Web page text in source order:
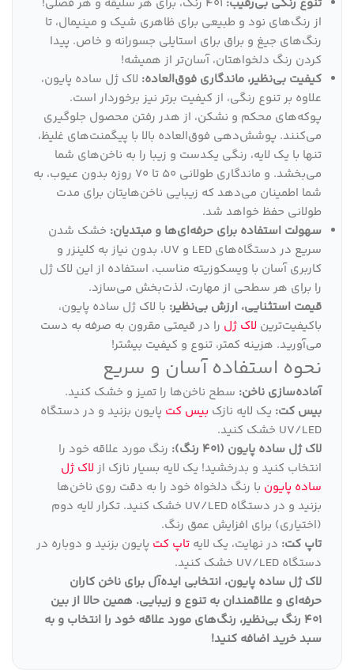
از رنگ‌های نود و طبیعی برای ظاهری شیک و مینیمال، تا
رنگ‌های جیغ و براق برای استایلی جسورانه و خاص. پیدا
کردن رنگ دلخواهتان، آسان‌تر از همیشه!
کیفیت بی‌نظیر، ماندگاری فوق‌العاده: لاک ژل ساده پایون،
علاوه بر تنوع رنگی، از کیفیت برتر نیز برخوردار است.
پوکه‌های محکم و نشکن، از هدر رفتن محصول جلوگیری
می‌کنند. پوشش‌دهی فوق‌العاده بالا با پیگمنت‌های غلیظ،
تنها با یک لایه، رنگی یکدست و زیبا را به ناخن‌های شما
می‌بخشد. و ماندگاری طولانی 50 تا 70 روزه بدون عیوب، به
شما اطمینان می‌دهد که زیبایی ناخن‌هایتان برای مدت
طولانی حفظ خواهد شد.
سهولت استفاده برای حرفه‌ای‌ها و مبتدیان: خشک شدن
سریع در دستگاه‌های LED و UV، بدون نیاز به کلینزر و
کاربری آسان با ویسکوزیته مناسب، استفاده از این لاک ژل
را برای هر سطحی از مهارت، لذت‌بخش می‌سازد.
قیمت استثنایی، ارزش بی‌نظیر: با لاک ژل ساده پایون،
باکیفیت‌ترین لاک ژل را در قیمتی مقرون به صرفه به دست
می‌آورید. هزینه کمتر، تنوع و کیفیت بیشتر!
نحوه استفاده آسان و سریع
آماده‌سازی ناخن: سطح ناخن‌ها را تمیز و خشک کنید.
بیس کت: یک لایه نازک بیس کت پایون بزنید و در دستگاه
UV/LED خشک کنید.
لاک ژل ساده پایون (401 رنگ):
رنگ مورد علاقه خود را
انتخاب کنید و بدرخشید! یک لایه بسیار نازک از لاک ژل
ساده پایون با رنگ دلخواه خود را به دقت روی ناخن‌ها
بزنید و در دستگاه UV/LED خشک کنید. تکرار لایه دوم
(اختیاری) برای افزایش عمق رنگ.
تاپ کت: در نهایت، یک لایه تاپ کت پایون بزنید و دوباره در
دستگاه UV/LED خشک کنید.
لاک ژل ساده پایون، انتخابی ایده‌آل برای ناخن کاران
حرفه‌ای و علاقمندان به تنوع و زیبایی. همین حالا از بین
401 رنگ بی‌نظیر، رنگ‌های مورد علاقه خود را انتخاب و به
سبد خرید اضافه کنید!